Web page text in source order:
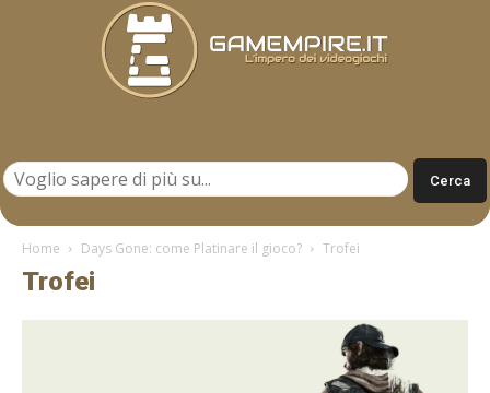
Home Days Gone: come Platinare il gioco? Trofei
Trofei